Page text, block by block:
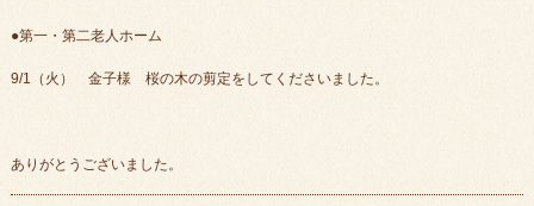
●第一・第二老人ホーム
9/1（火） 金子様 桜の木の剪定をしてくださいました。
ありがとうございました。